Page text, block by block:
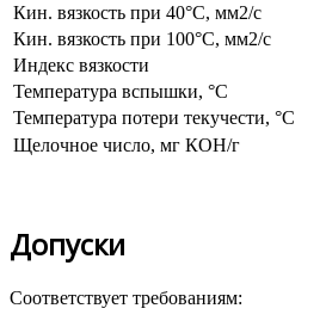
Кин. вязкость при 40°С, мм2/с
Кин. вязкость при 100°С, мм2/с
Индекс вязкости
Температура вспышки, °С
Температура потери текучести, °С
Щелочное число, мг КОН/г
Допуски
Соответствует требованиям: